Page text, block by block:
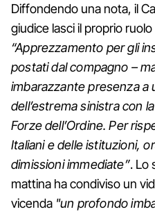
Diffondendo una nota, il
giudice lasci il proprio
“Apprezzamento per gli
postati dal compagno –
imbarazzante presenza a
dell’estrema sinistra con
Forze dell’Ordine. Per
Italiani e delle istituzioni,
dimissioni immediate”. Lo
mattina ha condiviso un
vicenda "un profondo